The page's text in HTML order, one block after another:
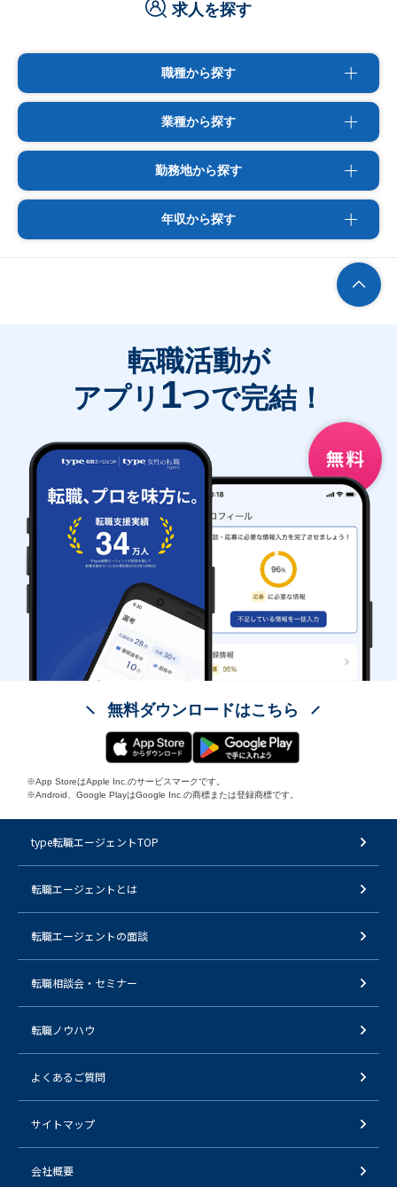
求人を探す
職種から探す
業種から探す
勤務地から探す
年収から探す
転職活動が
アプリ 1つで完結！
無料ダウンロードはこちら
※App StoreはApple Inc.のサービスマークです。
※Android、Google PlayはGoogle Inc.の商標または登録商標です。
type転職エージェントTOP
転職エージェントとは
転職エージェントの面談
転職相談会・セミナー
転職ノウハウ
よくあるご質問
サイトマップ
会社概要